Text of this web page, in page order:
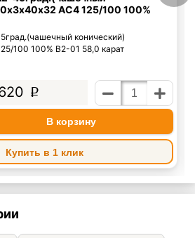
АС4 125/100 100%
конический)
100 100% В2-01 58,0 карат
p
В корзину
Купить в 1 клик